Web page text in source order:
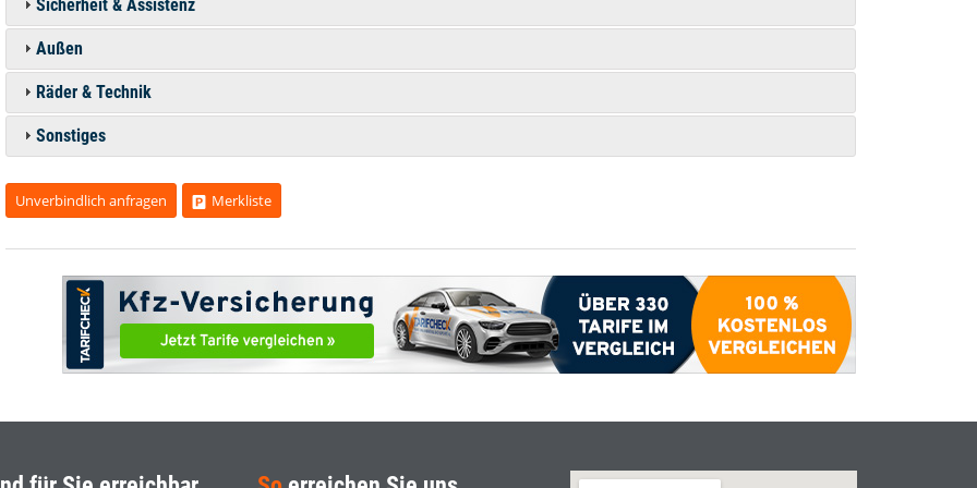
Sicherheit & Assistenz
Außen
Räder & Technik
Sonstiges
Unverbindlich anfragen Merkliste